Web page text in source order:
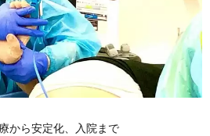
から安定化、入院まで